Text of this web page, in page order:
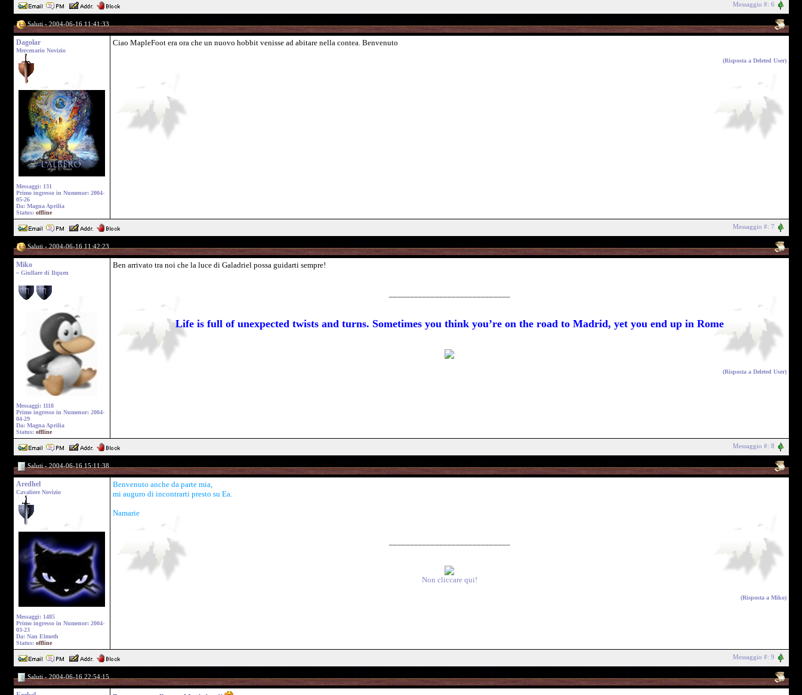
Messaggio #: 6
Saluti - 2004-06-16 11:41:33
Dagolar
Mercenario Novizio
Messaggi: 131
Primo ingresso in Numenor: 2004-
05-26
Da: Magna Aprilia
Status: offline
Ciao MapleFoot era ora che un nuovo hobbit venisse ad abitare nella contea. Benvenuto
(Risposta a Deleted User)
Messaggio #: 7
Saluti - 2004-06-16 11:42:23
Miko
~ Giullare di Ilquen
Messaggi: 1118
Primo ingresso in Numenor: 2004-
04-29
Da: Magna Aprilia
Status: offline
Ben arrivato tra noi che la luce di Galadriel possa guidarti sempre!
Life is full of unexpected twists and turns. Sometimes you think you’re on the road to Madrid, yet you end up in Rome
(Risposta a Deleted User)
Messaggio #: 8
Saluti - 2004-06-16 15:11:38
Aredhel
Cavaliere Novizio
Messaggi: 1485
Primo ingresso in Numenor: 2004-
03-23
Da: Nan Elmoth
Status: offline
Benvenuto anche da parte mia,
mi auguro di incontrarti presto su Ea.
Namarie
Non cliccare qui!
(Risposta a Miko)
Messaggio #: 9
Saluti - 2004-06-16 22:54:15